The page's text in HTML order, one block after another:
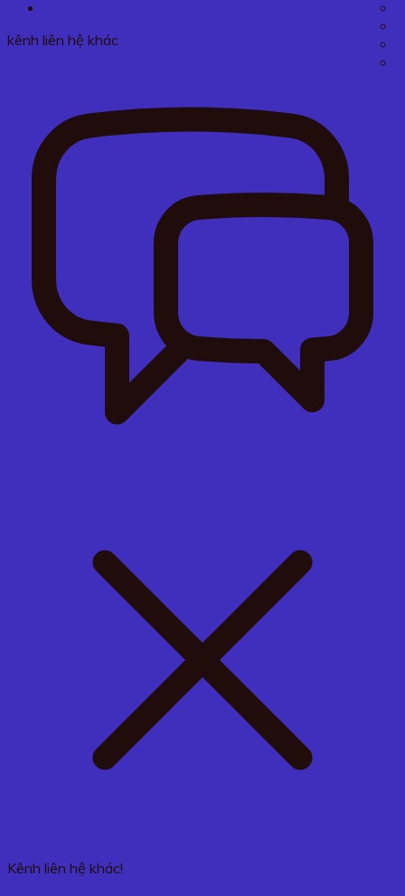
kênh liên hệ khác
Kênh liên hệ khác!